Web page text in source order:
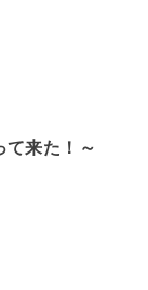
来た！～